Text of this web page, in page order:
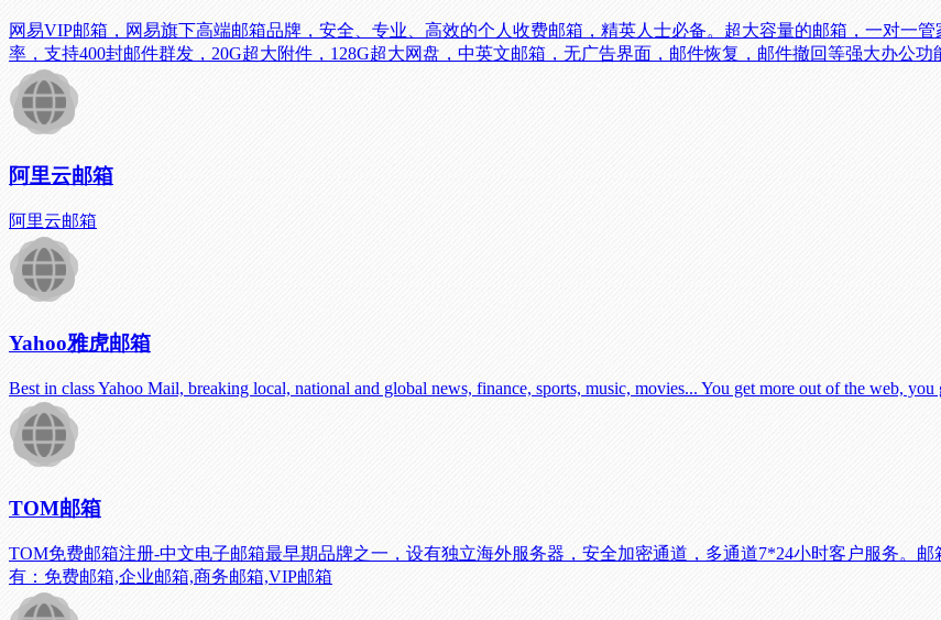
网易VIP邮箱，网易旗下高端邮箱品牌，安全、专业、高效的个人收费邮箱，精英人士必备。超大容量的邮箱，一对一
率，支持400封邮件群发，20G超大附件，128G超大网盘，中英文邮箱，无广告界面，邮件恢复，邮件撤回等强大办公
阿里云邮箱
阿里云邮箱
Yahoo雅虎邮箱
Best in class Yahoo Mail, breaking local, national and global news, finance, sports, music, movies... You get more out of the web,
TOM邮箱
TOM免费邮箱注册-中文电子邮箱最早期品牌之一，设有独立海外服务器，安全加密通道，多通道7*24小时客户服务。
有：免费邮箱,企业邮箱,商务邮箱,VIP邮箱